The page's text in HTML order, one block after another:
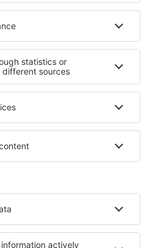
weboldalak
eDestinos.com